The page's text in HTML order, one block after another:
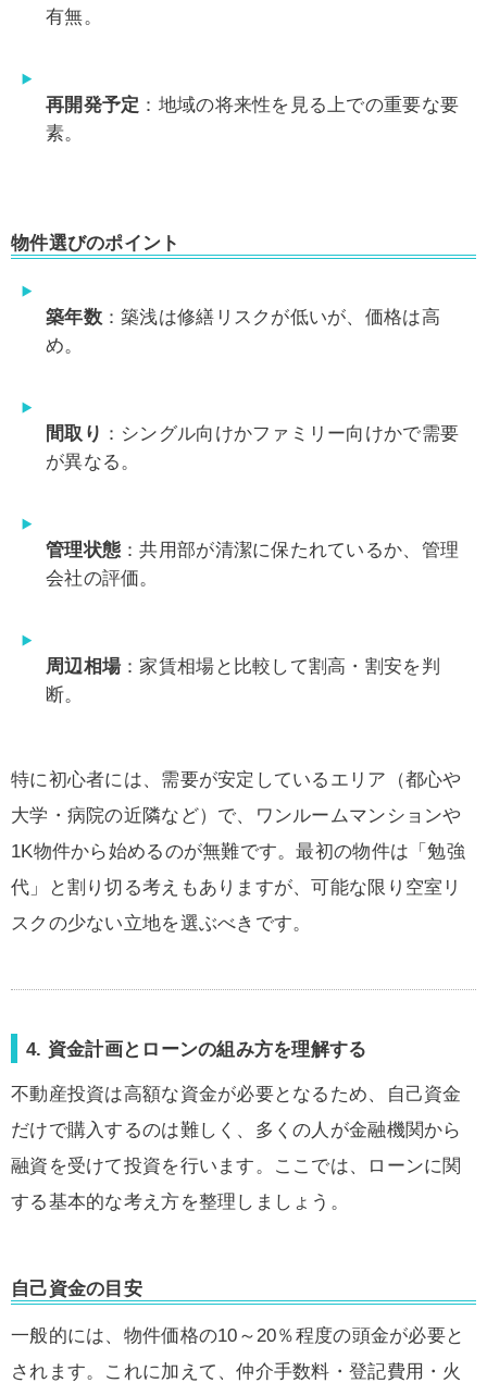
有無。
再開発予定 ：地域の将来性を見る上での重要な要
素。
物件選びのポイント
築年数：築浅は修繕リスクが低いが、価格は高
め。
間取り ：シングル向けかファミリー向けかで需要
が異なる。
管理状態 ：共用部が清潔に保たれているか、管理
会社の評価。
周辺相場 ：家賃相場と比較して割高・割安を判
断。
特に初心者には、需要が安定しているエリア（都心や
大学・病院の近隣など）で、ワンルームマンションや
1K物件から始めるのが無難です。最初の物件は「勉強
代」と割り切る考えもありますが、可能な限り空室リ
スクの少ない立地を選ぶべきです。
4. 資金計画とローンの組み方を理解する
不動産投資は高額な資金が必要となるため、自己資金
だけで購入するのは難しく、多くの人が金融機関から
融資を受けて投資を行います。ここでは、ローンに関
する基本的な考え方を整理しましょう。
自己資金の目安
一般的には、物件価格の10～20％程度の頭金が必要と
されます。これに加えて、仲介手数料・登記費用・火